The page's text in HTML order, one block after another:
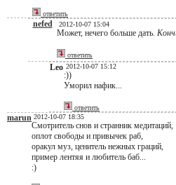
ответить
nefed 2012-10-07 15:04
Может, нечего больше дать.
ответить
Leo 2012-10-07 15:12
:))
Уморил нафик...
ответить
marun 2012-10-07 18:35
Смотритель снов и странник медитаций,
оплот свободы и привычек раб,
оракул муз, ценитель нежных граций,
пример лентяя и любитель баб...
:)